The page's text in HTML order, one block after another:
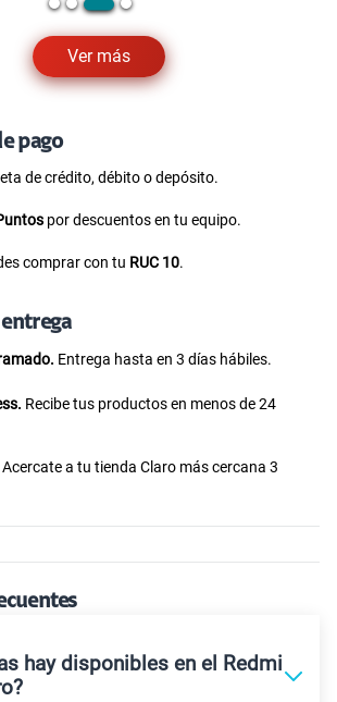
Ver más
pago
de crédito, débito o depósito.
por descuentos en tu equipo.
comprar con tu RUC 10.
Entrega hasta en 3 días hábiles.
Recibe tus productos en menos de 24
Acercate a tu tienda Claro más cercana 3
hay disponibles en el Redmi